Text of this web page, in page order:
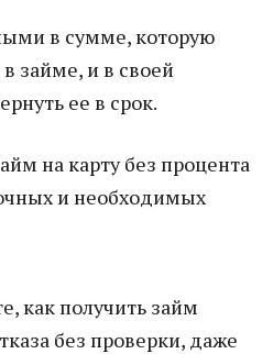
в сумме, которую
займе, и в своей
ее в срок.
на карту без процента
и необходимых
как получить займ
без проверки, даже